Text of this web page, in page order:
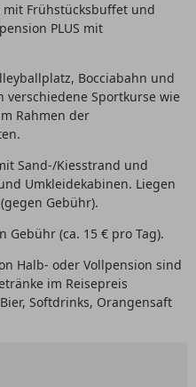
mit Frühstücksbuffet und
PLUS mit
Bocciabahn und
Sportkurse wie
Rahmen der
Sand-/Kiesstrand und
Umkleidekabinen. Liegen
Gebühr).
Gebühr (ca. 15 € pro Tag).
Halb- oder Vollpension sind
im Reisepreis
Softdrinks, Orangensaft